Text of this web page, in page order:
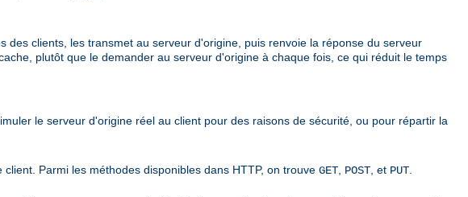
des clients, les transmet au serveur d'origine, puis renvoie la réponse du serveur
plutôt que le demander au serveur d'origine à chaque fois, ce qui réduit le temps
le serveur d'origine réel au client pour des raisons de sécurité, ou pour répartir la
Parmi les méthodes disponibles dans HTTP, on trouve GET POST , et PUT